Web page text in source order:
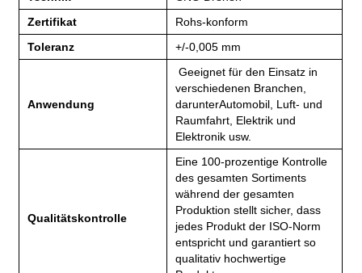
Zertifikat
Rohs-konform
Toleranz
+/-0,005 mm
Anwendung
Geeignet für den Einsatz in
verschiedenen Branchen,
darunterAutomobil, Luft- und
Raumfahrt, Elektrik und
Elektronik usw.
Qualitätskontrolle
Eine 100-prozentige Kontrolle
des gesamten Sortiments
während der gesamten
Produktion stellt sicher, dass
jedes Produkt der ISO-Norm
entspricht und garantiert so
qualitativ hochwertige